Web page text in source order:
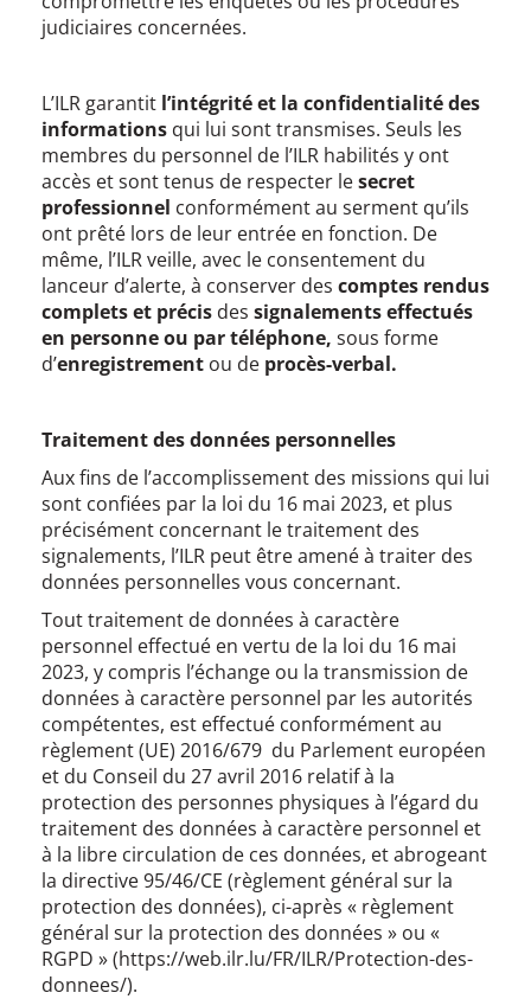
judiciaires concernées.
L’ILR garantit l’intégrité et la confidentialité des
informations qui lui sont transmises. Seuls les
membres du personnel de l’ILR habilités y ont
accès et sont tenus de respecter lesecret
professionnel conformément au serment qu’ils
ont prêté lors de leur entrée en fonction. De
même, l’ILR veille, avec le consentement du
lanceur d’alerte, à conserver des comptes rendus
complets et précis des signalements effectués
en personne ou par téléphone, sous forme
d’enregistrement ou de procès-verbal.
Traitement des données personnelles
Aux fins de l’accomplissement des missions qui lui
sont confiées par la loi du 16 mai 2023, et plus
précisément concernant le traitement des
signalements, l’ILR peut être amené à traiter des
données personnelles vous concernant.
Tout traitement de données à caractère
personnel effectué en vertu de la loi du 16 mai
2023, y compris l’échange ou la transmission de
données à caractère personnel par les autorités
compétentes, est effectué conformément au
règlement (UE) 2016/679 du Parlement européen
et du Conseil du 27 avril 2016 relatif à la
protection des personnes physiques à l’égard du
traitement des données à caractère personnel et
à la libre circulation de ces données, et abrogeant
la directive 95/46/CE (règlement général sur la
protection des données), ci-après « règlement
général sur la protection des données » ou «
RGPD » (https://web.ilr.lu/FR/ILR/Protection-des-
donnees/).